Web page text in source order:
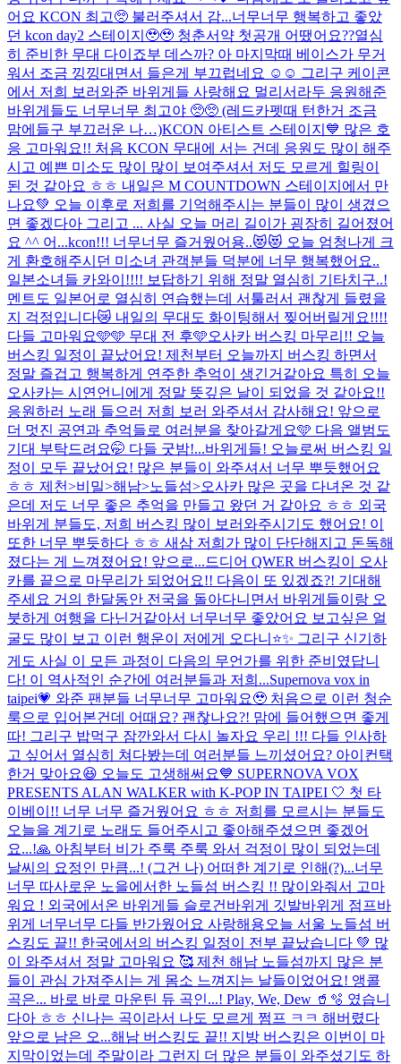
어요 KCON 최고🥺 불러주셔서 감...너무너무 행복하고 좋았
던 kcon day2 스테이지🥹🥹 청춘서약 첫공개 어땠어요??열심
히 준비한 무대 다이죠부 데스까? 아 마지막때 베이스가 무거
워서 조금 낑낑대면서 들은게 부끄럽네요 ☺️☺️ 그리구 케이콘
에서 저희 보러와준 바위게들 사랑해요 멀리서라두 응원해준
바위게들도 너무너무 최고야 🥺🥺 (레드카펫때 턴한거 조금
맘에들구 부끄러운 나…)KCON 아티스트 스테이지💙 많은 호
응 고마워요!! 처음 KCON 무대에 서는 건데 응원도 많이 해주
시고 예쁜 미소도 많이 많이 보여주셔서 저도 모르게 힐링이
된 것 같아요 ㅎㅎ 내일은 M COUNTDOWN 스테이지에서 만
나요💚 오늘 이후로 저희를 기억해주시는 분들이 많이 생겼으
면 좋겠다아 그리고 ... 사실 오늘 머리 길이가 굉장히 길어졌어
요 ^^ 어...kcon!!! 너무너무 즐거웠어용..😻😻 오늘 엄청나게 크
게 환호해주시던 미소녀 관객분들 덕분에 너무 행복했어요..
일본소녀들 카와이!!!! 보답하기 위해 정말 열심히 기타치구..!
멘트도 일본어로 열심히 연습했는데 서툴러서 괜찮게 들렸을
지 걱정입니다😿 내일의 무대도 화이팅해서 찢어버릴게요!!!!
다들 고마워요🩵🩵 무대 전 후🩵오사카 버스킹 마무리!! 오늘
버스킹 일정이 끝났어요! 제천부터 오늘까지 버스킹 하면서
정말 즐겁고 행복하게 연주한 추억이 생긴거같아요 특히 오늘
오사카는 시연언니에게 정말 뜻깊은 날이 되었을 것 같아요!!
응원하러 노래 들으러 저희 보러 와주셔서 감사해요! 앞으로
더 멋진 공연과 추억들로 여러분을 찾아갈게요🩵 다음 앨범도
기대 부탁드려요🤭 다들 굿밤!...바위게들! 오늘로써 버스킹 일
정이 모두 끝났어요! 많은 분들이 와주셔서 너무 뿌듯했어요
ㅎㅎ 제천>비밀>해남>노들섬>오사카 많은 곳을 다녀온 것 같
은데 저도 너무 좋은 추억을 만들고 왔던 거 같아요 ㅎㅎ 외국
바위게 분들도, 저희 버스킹 많이 보러와주시기도 했어요! 이
또한 너무 뿌듯하다 ㅎㅎ 새삼 저희가 많이 단단해지고 돈독해
졌다는 게 느껴졌어요! 앞으로...드디어 QWER 버스킹이 오사
카를 끝으로 마무리가 되었어요!! 다음이 또 있겠죠?! 기대해
주세요 거의 한달동안 전국을 돌아다니면서 바위게들이랑 오
붓하게 여행을 다닌거같아서 너무너무 좋았어요 보고싶은 얼
굴도 많이 보고 이런 행운이 저에게 오다니⭐️✨ 그리구 신기하
게도 사실 이 모든 과정이 다음의 무언가를 위한 준비였답니
다! 이 역사적인 순간에 여러분들과 저희...Supernova vox in
taipei💗 와준 팬분들 너무너무 고마워요🥹 처음으로 이런 청순
룩으로 입어본건데 어때요? 괜찮나요?! 맘에 들어했으면 좋게
따! 그리구 밥먹구 잠깐와서 다시 놀자요 우리 !!! 다들 인사하
고 싶어서 열심히 쳐다봤는데 여러분들 느끼셨어요? 아이컨택
한거 맞아요😆 오늘도 고생해써요💙 SUPERNOVA VOX
PRESENTS ALAN WALKER with K-POP IN TAIPEI 🤍 첫 타
이베이!! 너무 너무 즐거웠어요 ㅎㅎ 저희를 모르시는 분들도
오늘을 계기로 노래도 들어주시고 좋아해주셨으면 좋겠어
요...!🙏 아침부터 비가 주룩 주룩 와서 걱정이 많이 되었는데
날씨의 요정인 만큼...! (그건 나) 어떠한 계기로 인해(?)...너무
너무 따사로운 노을에서한 노들섬 버스킹 !! 많이와줘서 고마
워요 ! 외국에서온 바위게들 슬로건바위게 깃발바위게 점프바
위게 너무너무 다들 반가웠어요 사랑해용오늘 서울 노들섬 버
스킹도 끝!! 한국에서의 버스킹 일정이 전부 끝났습니다 💚 많
이 와주셔서 정말 고마워요 🥰 제천 해남 노들섬까지 많은 분
들이 관심 가져주시는 게 몸소 느껴지는 날들이었어요! 앵콜
곡은... 바로 바로 마운틴 듀 곡인...! Play, We, Dew 🥤🫧 였습니
다아 ㅎㅎ 신나는 곡이라서 나도 모르게 쩜프 ㅋㅋ 해버렸다
앞으로 남은 오...해남 버스킹도 끝!! 지방 버스킹은 이번이 마
지막이었는데 주말이라 그런지 더 많은 분들이 와주셨기도 하